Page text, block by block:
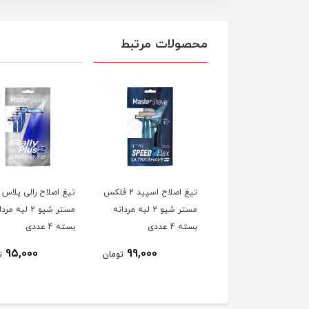
محصولات مرتبط
تیغ اصلاح اسپید 2 فلکس
مستر شیو 2 لبه مردانه
بسته 4 عددی
99,000 تومان
مستر شیو 2 لبه
بسته 4 عددی
95,000